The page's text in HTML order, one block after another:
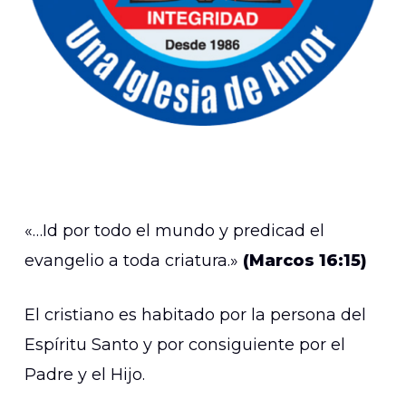
«…Id por todo el mundo y predicad el
evangelio a toda criatura.» (Marcos 16:15)
El cristiano es habitado por la persona del
Espíritu Santo y por consiguiente por el
Padre y el Hijo.